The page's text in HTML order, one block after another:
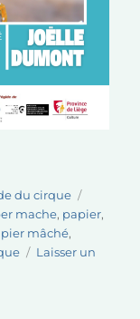
du cirque
mache, papier,
mâché,
Laisser un